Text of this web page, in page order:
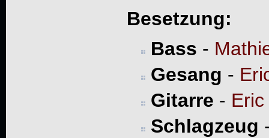
Besetzung:
Bass -
Gesang -
Gitarre -
Schlagzeug